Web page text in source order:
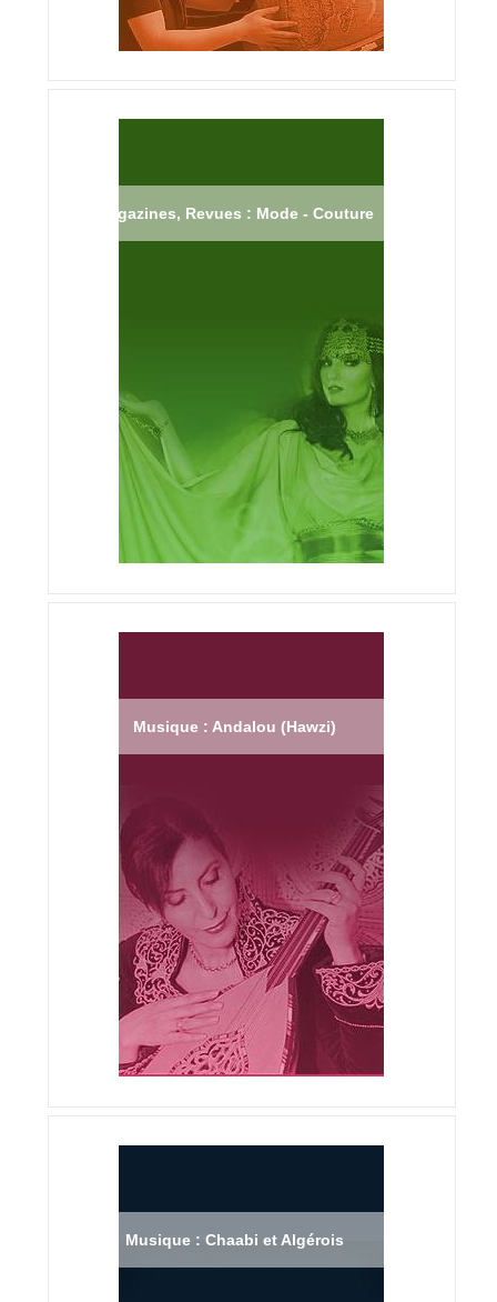
Magazines, Revues : Mode - Couture
Musique : Andalou (Hawzi)
Musique : Chaabi et Algérois